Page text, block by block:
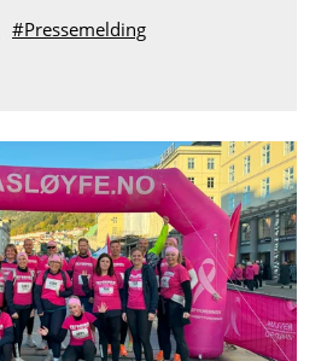
Pressemelding